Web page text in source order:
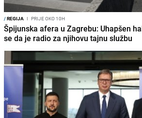
/REGIJA I PRIJE OKO 10H
Špijunska afera u Zagrebu: Uhapšen
se da je radio za njihovu tajnu službu